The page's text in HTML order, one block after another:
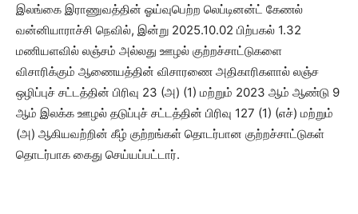
இலங்கை இராணுவத்தின் ஓய்வுபெற்ற லெப்டினன்ட் கேணல்
வன்னியாராச்சி நெவில், இன்று 2025.10.02 பிற்பகல் 1.32
மணியளவில் லஞ்சம் அல்லது ஊழல் குற்றச்சாட்டுகளை
விசாரிக்கும் ஆணையத்தின் விசாரணை அதிகாரிகளால் லஞ்ச
ஒழிப்புச் சட்டத்தின் பிரிவு 23 (அ) (1) மற்றும் 2023 ஆம் ஆண்டு 9
ஆம் இலக்க ஊழல் தடுப்புச் சட்டத்தின் பிரிவு 127 (1) (எச்) மற்றும்
(அ) ஆகியவற்றின் கீழ் குற்றங்கள் தொடர்பான குற்றச்சாட்டுகள்
தொடர்பாக கைது செய்யப்பட்டார்.